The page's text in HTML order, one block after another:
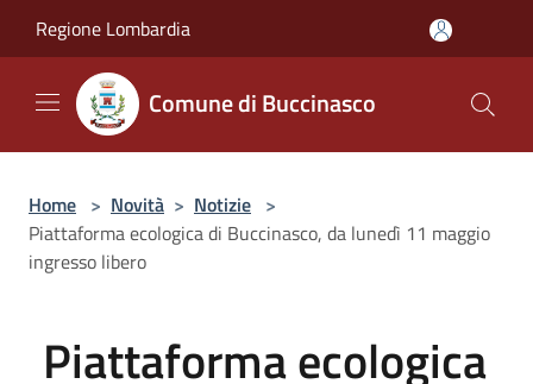
Regione Lombardia
Comune di Buccinasco
Home > Novità > Notizie >
Piattaforma ecologica di Buccinasco, da lunedì 11 maggio
ingresso libero
Piattaforma ecologica